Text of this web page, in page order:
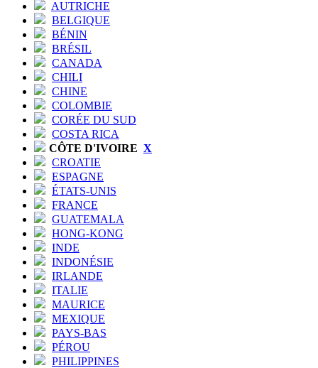
AUTRICHE
BELGIQUE
BÉNIN
BRÉSIL
CANADA
CHILI
CHINE
COLOMBIE
CORÉE DU SUD
COSTA RICA
CÔTE D'IVOIRE X
CROATIE
ESPAGNE
ÉTATS-UNIS
FRANCE
GUATEMALA
HONG-KONG
INDE
INDONÉSIE
IRLANDE
ITALIE
MAURICE
MEXIQUE
PAYS-BAS
PÉROU
PHILIPPINES